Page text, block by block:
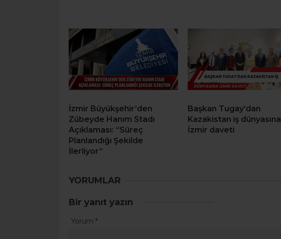
İzmir Büyükşehir’den
Zübeyde Hanım Stadı
Açıklaması: “Süreç
Planlandığı Şekilde
İlerliyor”
Başkan Tugay’dan
Kazakistan iş dünyasına
İzmir daveti
YORUMLAR
Bir yanıt yazın
Yorum *